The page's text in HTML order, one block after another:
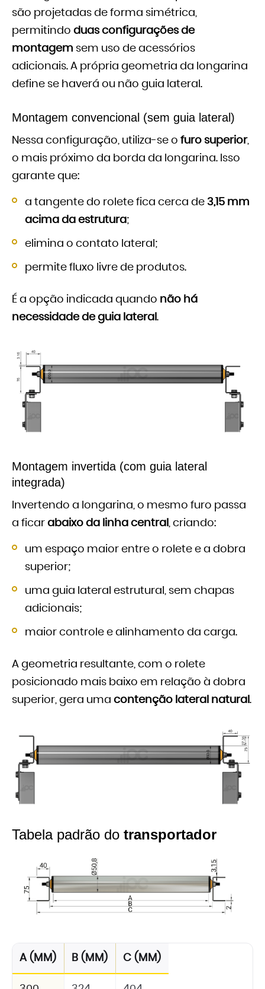
são projetadas de forma simétrica,
permitindo duas configurações de
montagem sem uso de acessórios
adicionais. A própria geometria da longarina
define se haverá ou não guia lateral.
Montagem convencional (sem guia lateral)
Nessa configuração, utiliza-se o furo superior,
o mais próximo da borda da longarina. Isso
garante que:
a tangente do rolete fica cerca de 3,15 mm
acima da estrutura;
elimina o contato lateral;
permite fluxo livre de produtos.
É a opção indicada quando não há
necessidade de guia lateral .
Montagem invertida (com guia lateral
integrada)
Invertendo a longarina, o mesmo furo passa
a ficar abaixo da linha central , criando:
um espaço maior entre o rolete e a dobra
superior;
uma guia lateral estrutural, sem chapas
adicionais;
maior controle e alinhamento da carga.
A geometria resultante, com o rolete
posicionado mais baixo em relação à dobra
superior, gera uma contenção lateral natural .
Tabela padrão do transportador
A (MM) B (MM) C (MM)